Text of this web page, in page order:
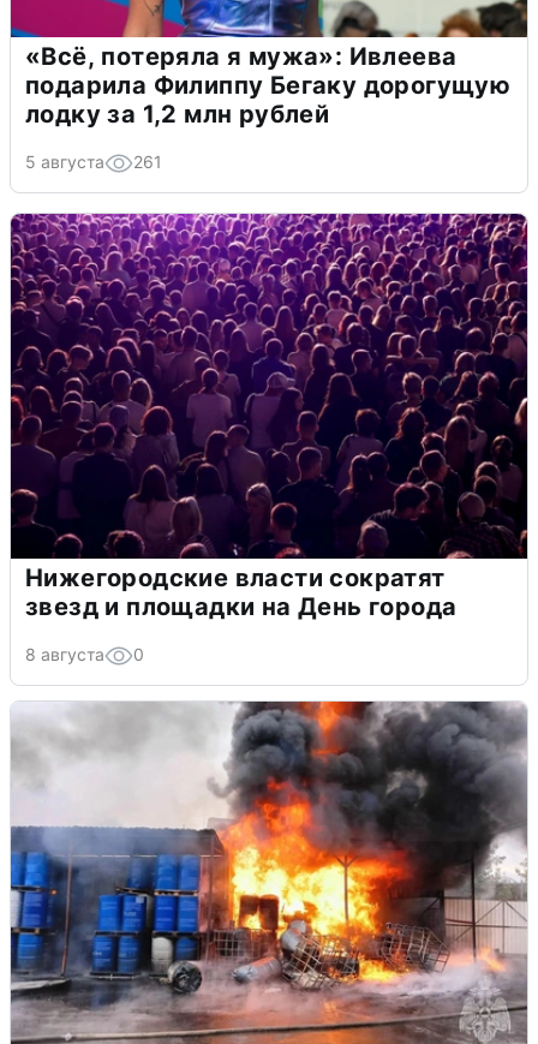
«Всё, потеряла я мужа»: Ивлеева
подарила Филиппу Бегаку дорогущую
лодку за 1,2 млн рублей
5 августа 261
Нижегородские власти сократят
звезд и площадки на День города
8 августа 0